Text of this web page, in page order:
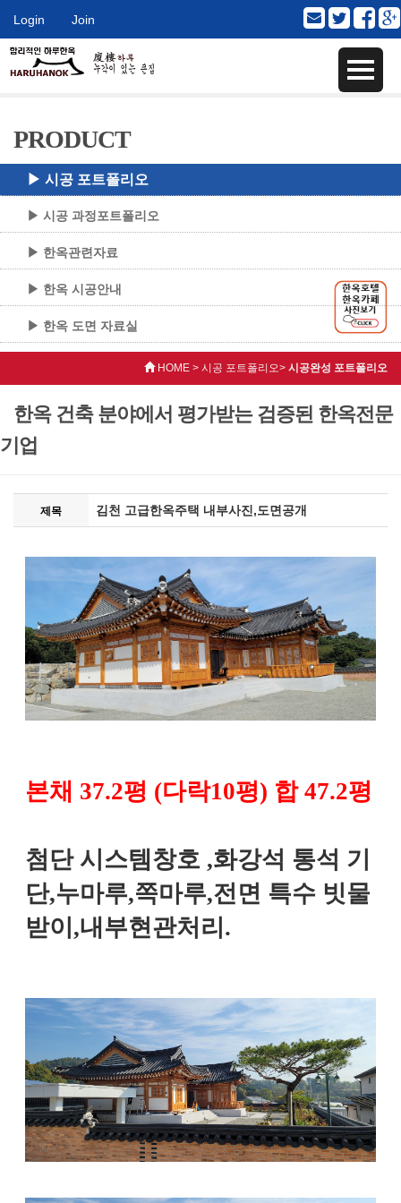
Login Join
PRODUCT
▶ 시공 포트폴리오
▶ 시공 과정포트폴리오
▶ 한옥관련자료
▶ 한옥 시공안내
▶ 한옥 도면 자료실
HOME > 시공 포트폴리오> 시공완성 포트폴리오
한옥 건축 분야에서 평가받는 검증된 한옥전문
기업
제목 김천 고급한옥주택 내부사진,도면공개
본채 37.2평 (다락10평) 합 47.2평
첨단 시스템창호 ,화강석 통석 기
단,누마루,쪽마루,전면 특수 빗물
받이,내부현관처리.